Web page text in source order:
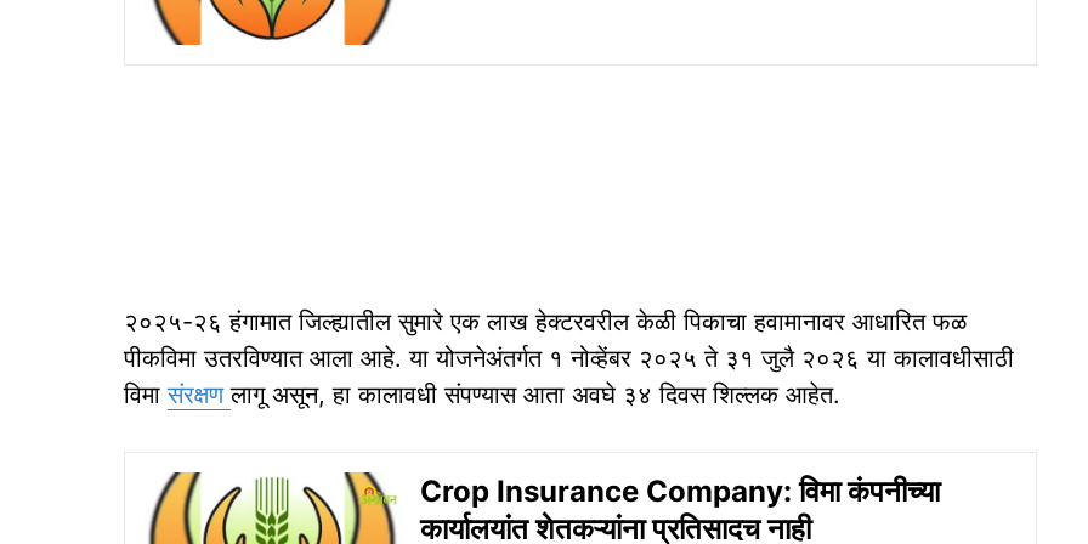
२०२५-२६ हंगामात जिल्ह्यातील सुमारे एक लाख हेक्टरवरील केळी पिकाचा हवामानावर आधारित फळ
पीकविमा उतरविण्यात आला आहे. या योजनेअंतर्गत १ नोव्हेंबर २०२५ ते ३१ जुलै २०२६ या कालावधीसाठी
विमासंरक्षणलागू असून, हा कालावधी संपण्यास आता अवघे ३४ दिवस शिल्लक आहेत.
Crop Insurance Company: विमा कंपनीच्या
कार्यालयांत शेतकऱ्यांना प्रतिसादच नाही